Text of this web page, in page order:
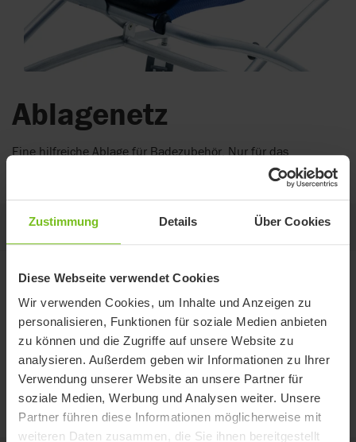
Zustimmung Details Über Cookies
Diese Webseite verwendet Cookies
Wir verwenden Cookies, um Inhalte und Anzeigen zu
personalisieren, Funktionen für soziale Medien anbieten
zu können und die Zugriffe auf unsere Website zu
analysieren. Außerdem geben wir Informationen zu Ihrer
Verwendung unserer Website an unsere Partner für
soziale Medien, Werbung und Analysen weiter. Unsere
Partner führen diese Informationen möglicherweise mit
weiteren Daten zusammen, die Sie ihnen bereitgestellt
Ablagenetz
Eine hilfreiche Ablage für Badezubehör. Nur für das
Auf dieser Seite
Varianten
Eine Größe
Kompatibel mit R82 Manatee